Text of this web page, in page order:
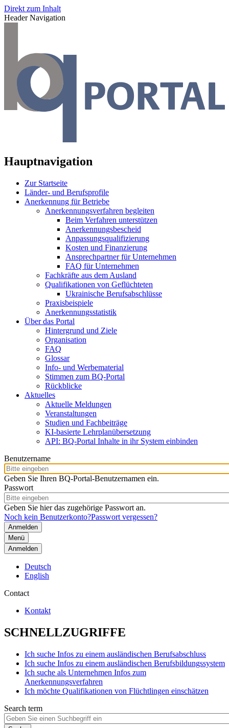
Direkt zum Inhalt
Header Navigation
Hauptnavigation
Zur Startseite
Länder- und Berufsprofile
Anerkennung für Betriebe
Anerkennungsverfahren begleiten
Beim Verfahren unterstützen
Anerkennungsbescheid
Anpassungsqualifizierung
Kosten und Finanzierung
Ansprechpartner für Unternehmen
FAQ für Unternehmen
Fachkräfte aus dem Ausland
Qualifikationen von Geflüchteten
Ukrainische Berufsabschlüsse
Praxisbeispiele
Anerkennungsstatistik
Über das Portal
Hintergrund und Ziele
Organisation
FAQ
Glossar
Info- und Werbematerial
Stimmen zum BQ-Portal
Rückblicke
Aktuelles
Aktuelle Meldungen
Veranstaltungen
Studien und Fachbeiträge
KI-basierte Lehrplanübersetzung
API: BQ-Portal Inhalte in ihr System einbinden
Benutzername
Geben Sie Ihren BQ-Portal-Benutzernamen ein.
Passwort
Geben Sie hier das zugehörige Passwort an.
Noch kein Benutzerkonto?Passwort vergessen?
Menü
Anmelden
Deutsch
English
Contact
Kontakt
SCHNELLZUGRIFFE
Ich suche Infos zu einem ausländischen Berufsabschluss
Ich suche Infos zu einem ausländischen Berufsbildungssystem
Ich suche als Unternehmen Infos zum
Anerkennungsverfahren
Ich möchte Qualifikationen von Flüchtlingen einschätzen
Search term